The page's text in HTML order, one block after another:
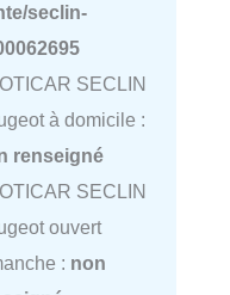
seclin-
SECLIN
à domicile :
renseigné
SECLIN
ouvert
: non